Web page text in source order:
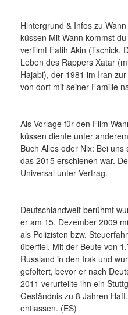
Hintergrund & Infos zu
küssen Mit Wann kommst
verfilmt Fatih Akin (Tschick,
Leben des Rappers Xatar
Hajabi), der 1981 im Iran
von dort mit seiner Familie
Als Vorlage für den Film
küssen diente unter
Buch Alles oder Nix: Bei
das 2015 erschienen war.
Universal unter Vertrag.
Deutschlandweit berühmt
er am 15. Dezember 2009
als Polizisten bzw.
überfiel. Mit der Beute von
Russland in den Irak und
gefoltert, bevor er nach
2011 verurteilte ihn ein
Geständnis zu 8 Jahren
entlassen. (ES)